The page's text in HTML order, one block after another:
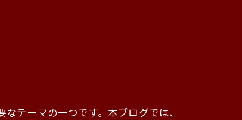
テーマの一つです。本ブログでは、